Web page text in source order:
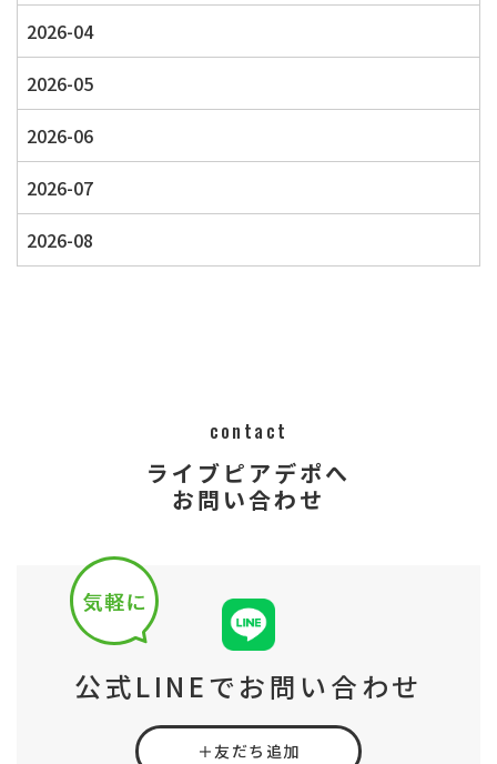
2026-04
2026-05
2026-06
2026-07
2026-08
contact
ライブピアデポへ
​​​​​​​​​​​​​​お問い合わせ
公式LINEでお問い合わせ
＋友だち追加